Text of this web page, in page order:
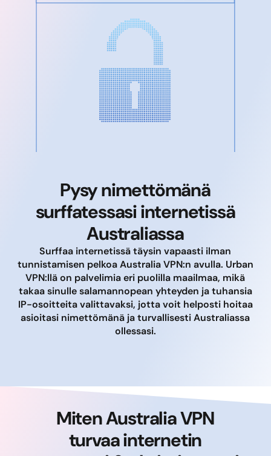
Pysy nimettömänä
surffatessasi internetissä
Australiassa
Surffaa internetissä täysin vapaasti ilman
tunnistamisen pelkoa Australia VPN:n avulla. Urban
VPN:llä on palvelimia eri puolilla maailmaa, mikä
takaa sinulle salamannopean yhteyden ja tuhansia
IP-osoitteita valittavaksi, jotta voit helposti hoitaa
asioitasi nimettömänä ja turvallisesti Australiassa
ollessasi.
Miten Australia VPN
turvaa internetin